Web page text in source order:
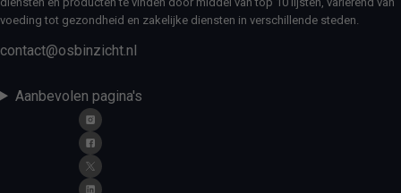
voeding tot gezondheid en zakelijke diensten in verschillende steden.
contact@osbinzicht.nl
Aanbevolen pagina's